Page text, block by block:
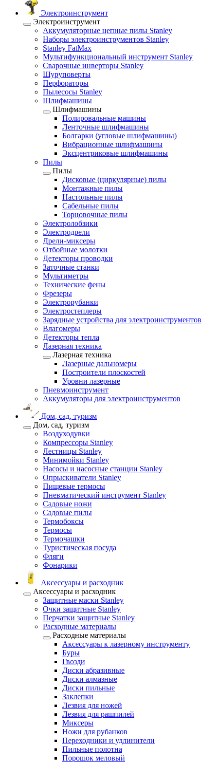
Электроинструмент
Электроинструмент
Аккумуляторные цепные пилы Stanley
Наборы электроинструментов Stanley
Stanley FatMax
Мультифункциональный инструмент Stanley
Сварочные инверторы Stanley
Шуруповерты
Перфораторы
Пылесосы Stanley
Шлифмашины
Шлифмашины
Полировальные машины
Ленточные шлифмашины
Болгарки (угловые шлифмашины)
Вибрационные шлифмашины
Эксцентриковые шлифмашины
Пилы
Пилы
Дисковые (циркулярные) пилы
Монтажные пилы
Настольные пилы
Сабельные пилы
Торцовочные пилы
Электролобзики
Электродрели
Дрели-миксеры
Отбойные молотки
Детекторы проводки
Заточные станки
Мультиметры
Технические фены
Фрезеры
Электрорубанки
Электростеплеры
Зарядные устройства для электроинструментов
Влагомеры
Детекторы тепла
Лазерная техника
Лазерная техника
Лазерные дальномеры
Построители плоскостей
Уровни лазерные
Пневмоинструмент
Аккумуляторы для электроинструментов
Дом, сад, туризм
Дом, сад, туризм
Воздуходувки
Компрессоры Stanley
Лестницы Stanley
Минимойки Stanley
Насосы и насосные станции Stanley
Опрыскиватели Stanley
Пищевые термосы
Пневматический инструмент Stanley
Садовые ножи
Садовые пилы
Термобоксы
Термосы
Термочашки
Туристическая посуда
Фляги
Фонарики
Аксессуары и расходник
Аксессуары и расходник
Защитные маски Stanley
Очки защитные Stanley
Перчатки защитные Stanley
Расходные материалы
Расходные материалы
Аксессуары к лазерному инструменту
Буры
Гвозди
Диски абразивные
Диски алмазные
Диски пильные
Заклепки
Лезвия для ножей
Лезвия для рашпилей
Миксеры
Ножи для рубанков
Переходники и удлинители
Пильные полотна
Порошок меловый